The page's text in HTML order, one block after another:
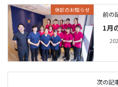
休診のお知らせ
前の
1月
次の記